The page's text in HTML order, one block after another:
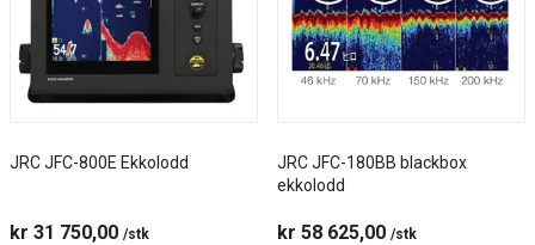
JRC JFC-800E Ekkolodd
kr 31 750,00 /stk
JRC JFC-180BB blackbox
ekkolodd
kr 58 625,00 /stk